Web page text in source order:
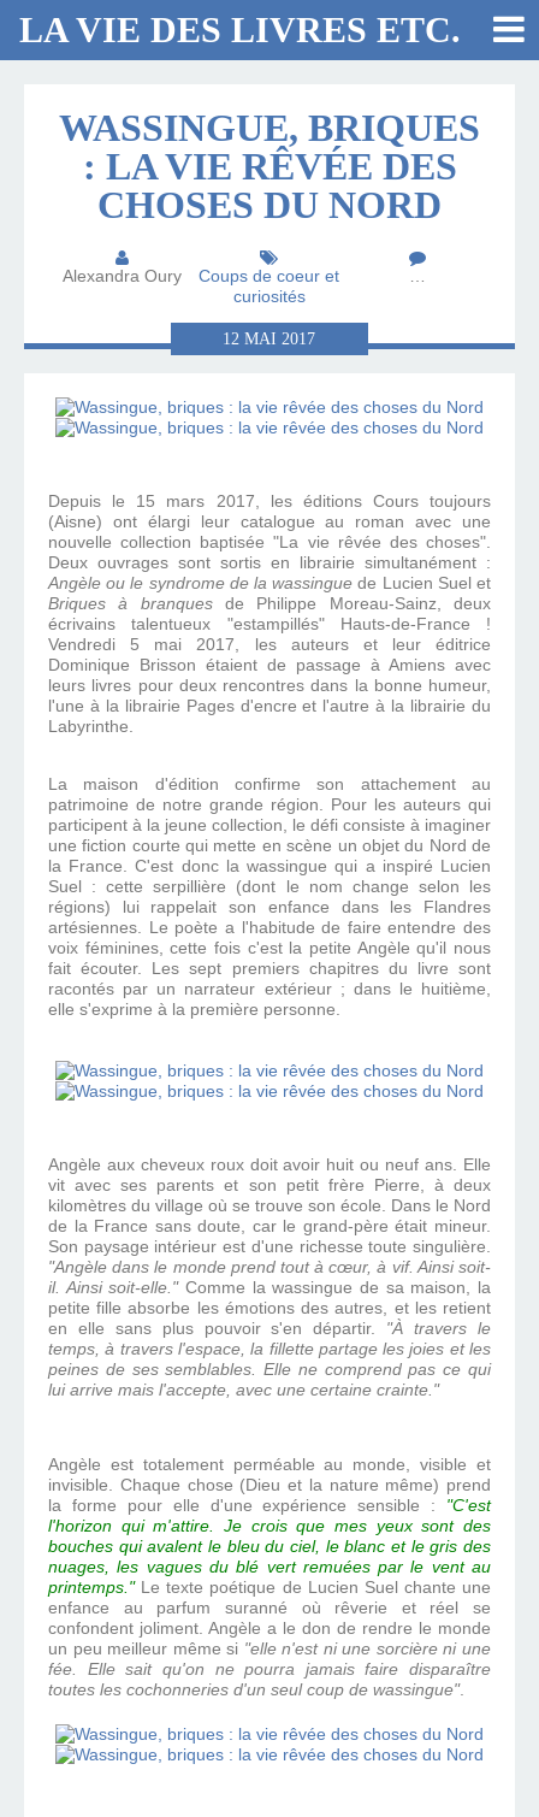
LA VIE DES LIVRES ETC.
WASSINGUE, BRIQUES
: LA VIE RÊVÉE DES
CHOSES DU NORD
Alexandra Oury
Coups de coeur et
curiosités
…
12MAI2017
Depuis le 15 mars 2017, les éditions Cours toujours
(Aisne) ont élargi leur catalogue au roman avec une
nouvelle collection baptisée "La vie rêvée des choses".
Deux ouvrages sont sortis en librairie simultanément :
Angèle ou le syndrome de la wassingue de Lucien Suel et
Briques à branquesde Philippe Moreau-Sainz, deux
écrivains talentueux "estampillés" Hauts-de-France !
Vendredi 5 mai 2017, les auteurs et leur éditrice
Dominique Brisson étaient de passage à Amiens avec
leurs livres pour deux rencontres dans la bonne humeur,
l'une à la librairie Pages d'encre et l'autre à la librairie du
Labyrinthe.
La maison d'édition confirme son attachement au
patrimoine de notre grande région. Pour les auteurs qui
participent à la jeune collection, le défi consiste à imaginer
une fiction courte qui mette en scène un objet du Nord de
la France. C'est donc la wassingue qui a inspiré Lucien
Suel : cette serpillière (dont le nom change selon les
régions) lui rappelait son enfance dans les Flandres
artésiennes. Le poète a l'habitude de faire entendre des
voix féminines, cette fois c'est la petite Angèle qu'il nous
fait écouter. Les sept premiers chapitres du livre sont
racontés par un narrateur extérieur ; dans le huitième,
elle s'exprime à la première personne.
Angèle aux cheveux roux doit avoir huit ou neuf ans. Elle
vit avec ses parents et son petit frère Pierre, à deux
kilomètres du village où se trouve son école. Dans le Nord
de la France sans doute, car le grand-père était mineur.
Son paysage intérieur est d'une richesse toute singulière.
"Angèle dans le monde prend tout à cœur, à vif. Ainsi soit-
il. Ainsi soit-elle." Comme la wassingue de sa maison, la
petite fille absorbe les émotions des autres, et les retient
en elle sans plus pouvoir s'en départir. "À travers le
temps, à travers l'espace, la fillette partage les joies et les
peines de ses semblables. Elle ne comprend pas ce qui
lui arrive mais l'accepte, avec une certaine crainte."
Angèle est totalement perméable au monde, visible et
invisible. Chaque chose (Dieu et la nature même) prend
la forme pour elle d'une expérience sensible : "C'est
l'horizon qui m'attire. Je crois que mes yeux sont des
bouches qui avalent le bleu du ciel, le blanc et le gris des
nuages, les vagues du blé vert remuées par le vent au
printemps." Le texte poétique de Lucien Suel chante une
enfance au parfum suranné où rêverie et réel se
confondent joliment. Angèle a le don de rendre le monde
un peu meilleur même si "elle n'est ni une sorcière ni une
fée. Elle sait qu'on ne pourra jamais faire disparaître
toutes les cochonneries d'un seul coup de wassingue".